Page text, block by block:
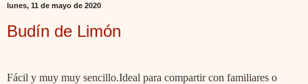
lunes, 11 de mayo de 2020
Budín de Limón
Fácil y muy muy sencillo.Ideal para compartir con familiares o